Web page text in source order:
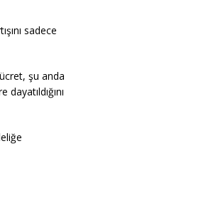
sadece
şu anda